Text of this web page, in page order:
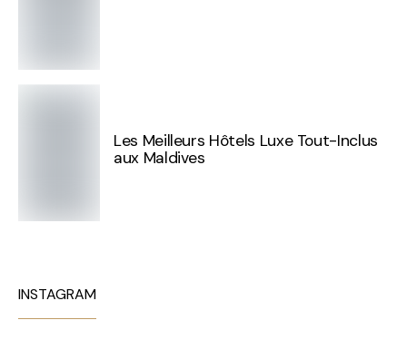
Les Meilleurs Hôtels Luxe Tout-Inclus
aux Maldives
INSTAGRAM